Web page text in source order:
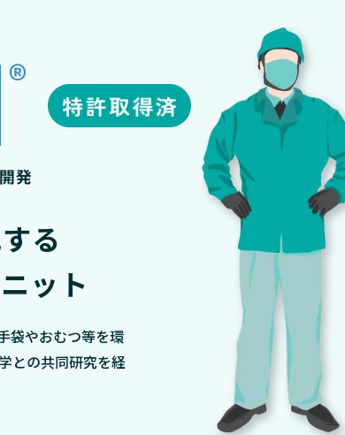
る
ット
袋やおむつ等を環
との共同研究を経